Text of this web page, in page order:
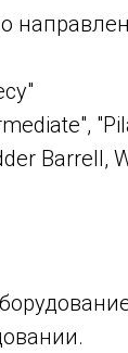
Barrell,